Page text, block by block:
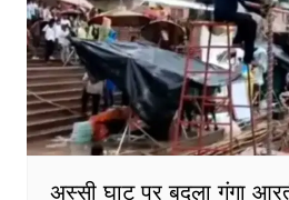
अस्सी घाट पर बदला गंगा